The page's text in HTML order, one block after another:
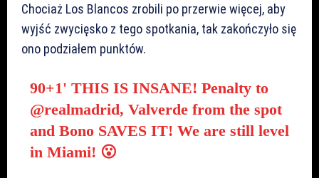
Chociaż Los Blancos zrobili po przerwie więcej, aby
wyjść zwycięsko z tego spotkania, tak zakończyło się
ono podziałem punktów.
90+1' THIS IS INSANE! Penalty to
@realmadrid, Valverde from the spot
and Bono SAVES IT! We are still level
in Miami! 😮